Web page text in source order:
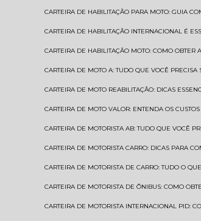
CARTEIRA DE HABILITAÇÃO PARA MOTO: GUIA
CARTEIRA DE HABILITAÇÃO INTERNACIONAL É
CARTEIRA DE HABILITAÇÃO MOTO: COMO OBTER
CARTEIRA DE MOTO A: TUDO QUE VOCÊ
CARTEIRA DE MOTO REABILITAÇÃO: DICAS
CARTEIRA DE MOTO VALOR: ENTENDA OS
CARTEIRA DE MOTORISTA AB: TUDO QUE VOCÊ
CARTEIRA DE MOTORISTA CARRO: DICAS PARA
CARTEIRA DE MOTORISTA DE CARRO: TUDO O
CARTEIRA DE MOTORISTA DE ÔNIBUS: COMO
CARTEIRA DE MOTORISTA INTERNACIONAL PID: